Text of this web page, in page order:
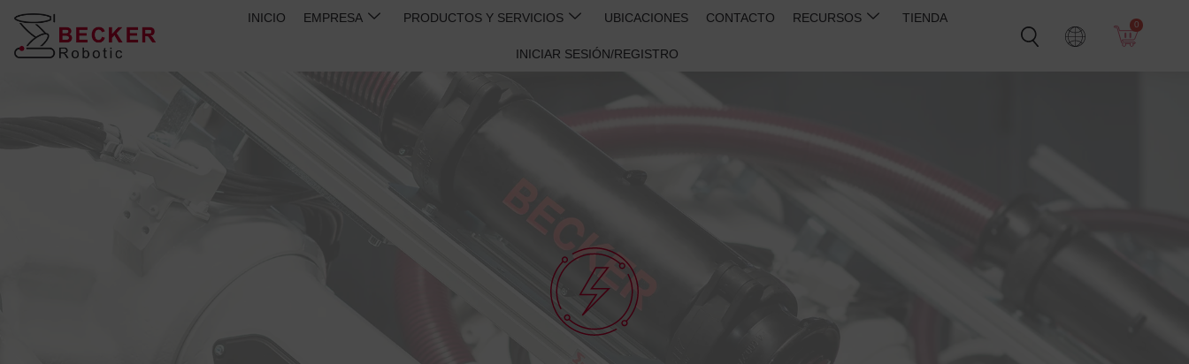
contenido
INICIO EMPRESA PRODUCTOS Y SERVICIOS UBICACIONES CONTACTO RECURSOS TIENDA
INICIAR SESIÓN/REGISTRO
0